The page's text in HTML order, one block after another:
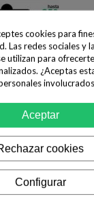
cookies para
Las redes sociales y
utilizan para
¿Aceptas
Aceptar
cookies
Configurar